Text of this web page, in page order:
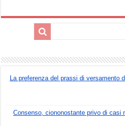
La preferenza del prassi di versamento
Consenso, ciononostante privo di casi